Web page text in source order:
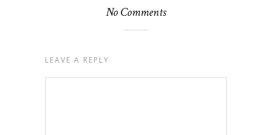
No Comments
LEAVE A REPLY